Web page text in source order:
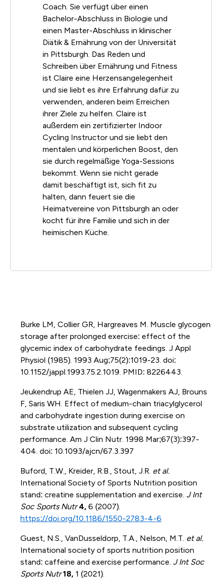
Coach. Sie verfügt über einen
Bachelor-Abschluss in Biologie und
einen Master-Abschluss in klinischer
Diätik & Ernährung von der Universität
in Pittsburgh. Das Reden und
Schreiben über Ernährung und Fitness
ist Claire eine Herzensangelegenheit
und sie liebt es ihre Erfahrung dafür zu
verwenden, anderen beim Erreichen
ihrer Ziele zu helfen. Claire ist
außerdem ein zertifizierter Indoor
Cycling Instructor und sie liebt den
mentalen und körperlichen Boost, den
sie durch regelmäßige Yoga-Sessions
bekommt. Wenn sie nicht gerade
damit beschäftigt ist, sich fit zu
halten, dann feuert sie die
Heimatvereine von Pittsburgh an oder
kocht für ihre Familie und sich in der
heimischen Küche.
Burke LM, Collier GR, Hargreaves M. Muscle glycogen
storage after prolonged exercise: effect of the
glycemic index of carbohydrate feedings. J Appl
Physiol (1985). 1993 Aug;75(2):1019-23. doi:
10.1152/jappl.1993.75.2.1019. PMID: 8226443.
Jeukendrup AE, Thielen JJ, Wagenmakers AJ, Brouns
F, Saris WH. Effect of medium-chain triacylglycerol
and carbohydrate ingestion during exercise on
substrate utilization and subsequent cycling
performance. Am J Clin Nutr. 1998 Mar;67(3):397-
404. doi: 10.1093/ajcn/67.3.397
Buford, T.W., Kreider, R.B., Stout, J.R. et al.
International Society of Sports Nutrition position
stand: creatine supplementation and exercise. J Int
Soc Sports Nutr 4, 6 (2007).
https://doi.org/10.1186/1550-2783-4-6
Guest, N.S., VanDusseldorp, T.A., Nelson, M.T. et al.
International society of sports nutrition position
stand: caffeine and exercise performance. J Int Soc
Sports Nutr 18, 1 (2021).